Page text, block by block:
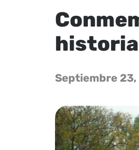
historia
Septiembre